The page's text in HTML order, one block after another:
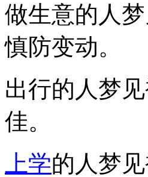
做生意的人
慎防变动。
出行的人梦
佳。
上学的人梦